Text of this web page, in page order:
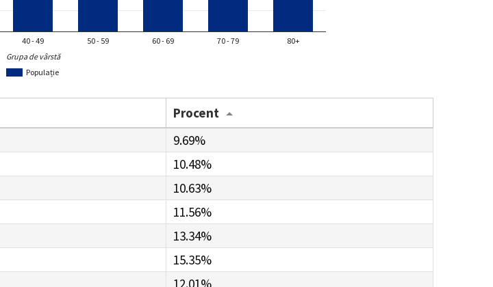
Populație
40 - 49 50 - 59 60 - 69 70 - 79 80+
Grupa de vârstă
Procent
9.69%
10.48%
10.63%
11.56%
13.34%
15.35%